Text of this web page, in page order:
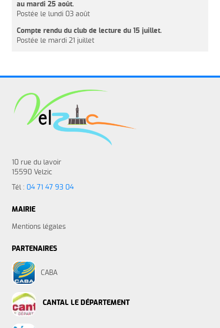
au mardi 25 août.
Postée le lundi 03 août
Compte rendu du club de lecture du 15 juillet.
Postée le mardi 21 juillet
10 rue du lavoir
15590 Velzic
Tél : 04 71 47 93 04
MAIRIE
Mentions légales
PARTENAIRES
CABA
CANTAL LE DÉPARTEMENT